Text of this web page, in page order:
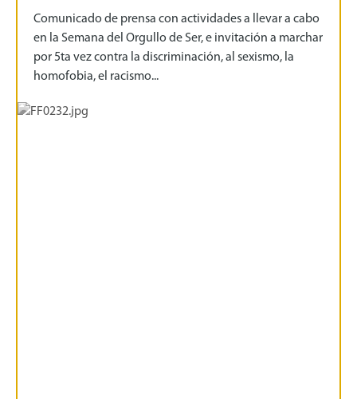
Comunicado de prensa con actividades a llevar a cabo
en la Semana del Orgullo de Ser, e invitación a marchar
por 5ta vez contra la discriminación, al sexismo, la
homofobia, el racismo...